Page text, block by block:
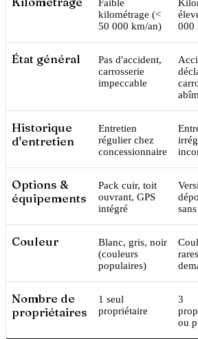
Faible
kilométrage (<
50 000 km/an)
000
État général
Pas d'accident,
carrosserie
impeccable
Historique
d'entretien
Entretien
régulier chez
concessionnaire
Options &
équipements
Pack cuir, toit
ouvrant, GPS
intégré
Couleur
Blanc, gris, noir
(couleurs
populaires)
Nombre de
propriétaires
1 seul
propriétaire
3
ou